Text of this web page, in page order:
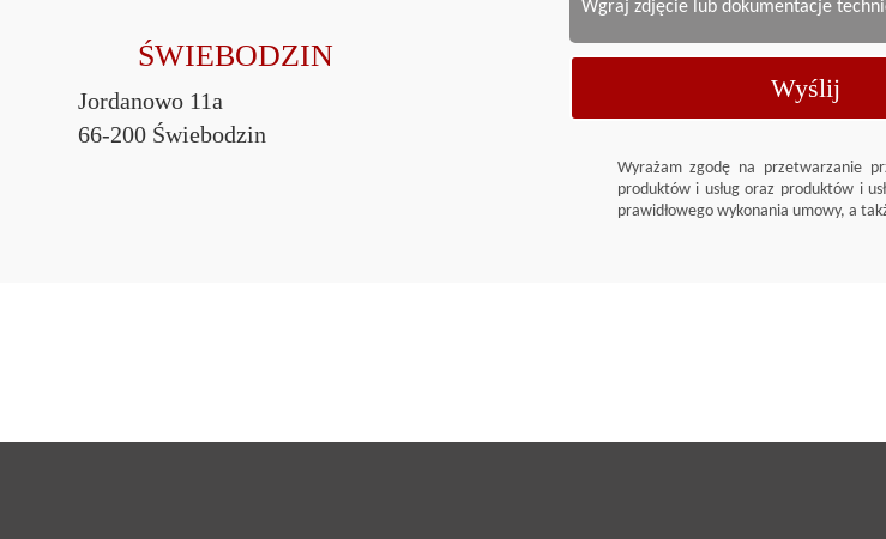
ŚWIEBODZIN
Jordanowo 11a
66-200 Świebodzin
Wgraj zdjęcie lub dokumentacje
Wyrażam zgodę na przetwarzanie
produktów i usług oraz produktów i
prawidłowego wykonania umowy, a